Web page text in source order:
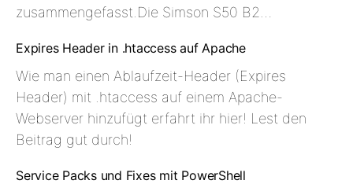
zusammengefasst.Die Simson S50 B2…
Expires Header in .htaccess auf Apache
Wie man einen Ablaufzeit-Header (Expires
Header) mit .htaccess auf einem Apache-
Webserver hinzufügt erfahrt ihr hier! Lest den
Beitrag gut durch!
Service Packs und Fixes mit PowerShell